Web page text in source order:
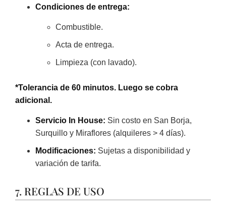
Condiciones de entrega:
Combustible.
Acta de entrega.
Limpieza (con lavado).
*Tolerancia de 60 minutos. Luego se cobra
adicional.
Servicio In House: Sin costo en San Borja,
Surquillo y Miraflores (alquileres > 4 días).
Modificaciones: Sujetas a disponibilidad y
variación de tarifa.
7. REGLAS DE USO